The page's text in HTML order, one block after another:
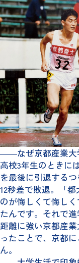
――なぜ京都産業大
高校3年生のときに
を最後に引退する
12秒差で敗退。「
のが悔しくて悔し
たんです。それで
距離に強い京都産
ったことで、京都
ん。